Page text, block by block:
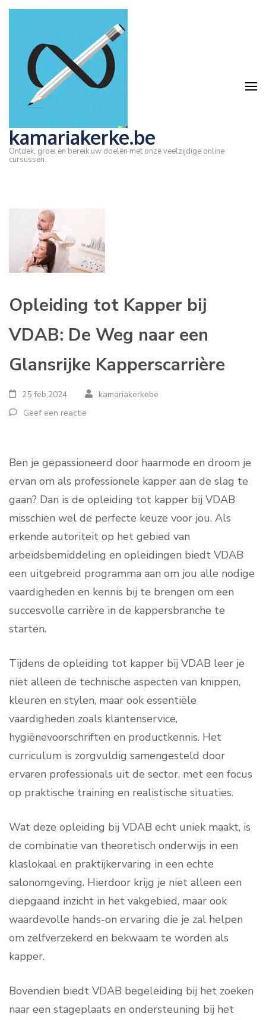
Ga
Enter)
kamariakerke.be
Ontdek, groei en bereik uw doelen met onze veelzijdige online
cursussen.
Opleiding tot Kapper bij
VDAB: De Weg naar een
Glansrijke Kapperscarrière
25 feb,2024
kamariakerkebe
Geef een reactie
Ben je gepassioneerd door haarmode en droom je
ervan om als professionele kapper aan de slag te
gaan? Dan is de opleiding tot kapper bij VDAB
misschien wel de perfecte keuze voor jou. Als
erkende autoriteit op het gebied van
arbeidsbemiddeling en opleidingen biedt VDAB
een uitgebreid programma aan om jou alle nodige
vaardigheden en kennis bij te brengen om een
succesvolle carrière in de kappersbranche te
starten.
Tijdens de opleiding tot kapper bij VDAB leer je
niet alleen de technische aspecten van knippen,
kleuren en stylen, maar ook essentiële
vaardigheden zoals klantenservice,
hygiënevoorschriften en productkennis. Het
curriculum is zorgvuldig samengesteld door
ervaren professionals uit de sector, met een focus
op praktische training en realistische situaties.
Wat deze opleiding bij VDAB echt uniek maakt, is
de combinatie van theoretisch onderwijs in een
klaslokaal en praktijkervaring in een echte
salonomgeving. Hierdoor krijg je niet alleen een
diepgaand inzicht in het vakgebied, maar ook
waardevolle hands-on ervaring die je zal helpen
om zelfverzekerd en bekwaam te worden als
kapper.
Bovendien biedt VDAB begeleiding bij het zoeken
naar een stageplaats en ondersteuning bij het